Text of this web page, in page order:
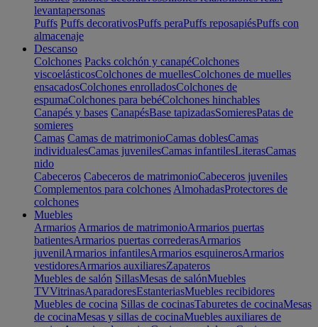
levantapersonas
Puffs Puffs decorativosPuffs peraPuffs reposapiésPuffs con
almacenaje
Descanso
Colchones Packs colchón y canapéColchones
viscoelásticosColchones de muellesColchones de muelles
ensacadosColchones enrolladosColchones de
espumaColchones para bebéColchones hinchables
Canapés y bases CanapésBase tapizadasSomieresPatas de
somieres
Camas Camas de matrimonioCamas doblesCamas
individualesCamas juvenilesCamas infantilesLiterasCamas
nido
Cabeceros Cabeceros de matrimonioCabeceros juveniles
Complementos para colchones AlmohadasProtectores de
colchones
Muebles
Armarios Armarios de matrimonioArmarios puertas
batientesArmarios puertas correderasArmarios
juvenilArmarios infantilesArmarios esquinerosArmarios
vestidoresArmarios auxiliaresZapateros
Muebles de salón SillasMesas de salónMuebles
TVVitrinasAparadoresEstanteriasMuebles recibidores
Muebles de cocina Sillas de cocinasTaburetes de cocinaMesas
de cocinaMesas y sillas de cocinaMuebles auxiliares de